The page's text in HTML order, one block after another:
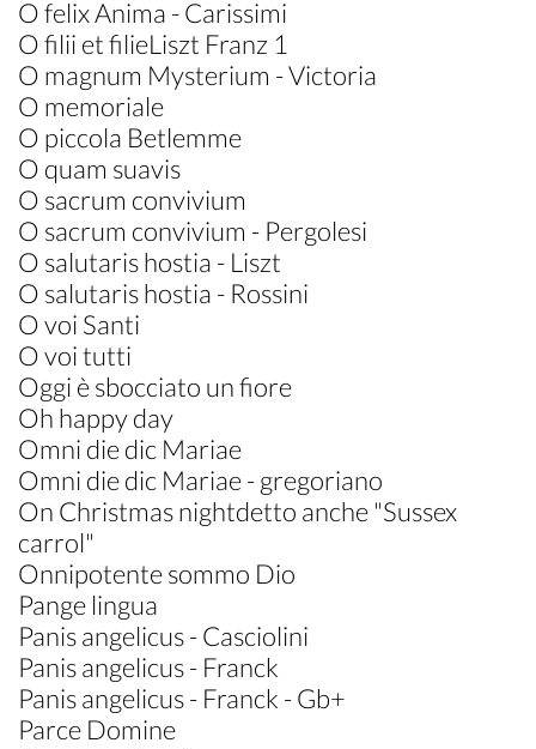
O felix Anima - Carissimi
O filii et filieLiszt Franz 1
O magnum Mysterium - Victoria
O memoriale
O piccola Betlemme
O quam suavis
O sacrum convivium
O sacrum convivium - Pergolesi
O salutaris hostia - Liszt
O salutaris hostia - Rossini
O voi Santi
O voi tutti
Oggi è sbocciato un fiore
Oh happy day
Omni die dic Mariae
Omni die dic Mariae - gregoriano
On Christmas nightdetto anche "Sussex
carrol"
Onnipotente sommo Dio
Pange lingua
Panis angelicus - Casciolini
Panis angelicus - Franck
Panis angelicus - Franck - Gb+
Parce Domine